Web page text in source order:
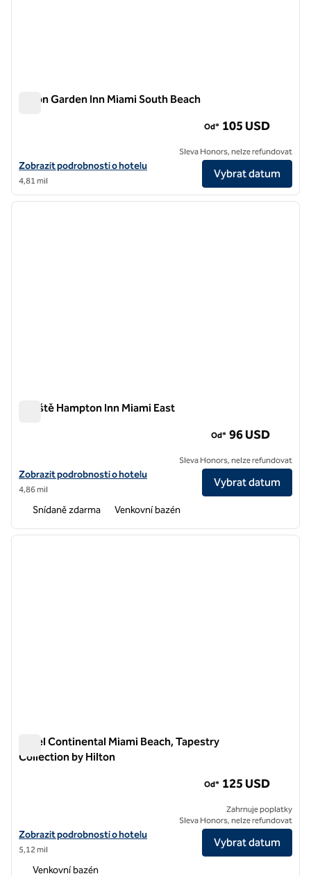
Hilton Garden Inn Miami South Beach
Zobrazit podrobnosti o hotelu Hilton Garden Inn Miami South Beach
Zobrazit podrobnosti o hotelu
4,81 mil
Od* 105 USD
Sleva Honors, nelze refundovat
Vybrat datum
1/12
1 z 12
další
Letiště Hampton Inn Miami East
Zobrazit podrobnosti o hotelu na letišti Hampton Inn Miami Airport
Zobrazit podrobnosti o hotelu
4,86 mil
Od* 96 USD
Sleva Honors, nelze refundovat
Vybrat datum
Snídaně zdarma Venkovní bazén
1 z 12
další
Hotel Continental Miami Beach, Tapestry
Collection by Hilton
Zobrazit podrobnosti o hotelu Continental Miami Beach, Tapestry
Zobrazit podrobnosti o hotelu
5,12 mil
Od* 125 USD
Zahrnuje poplatky
Sleva Honors, nelze refundovat
Vybrat datum
Venkovní bazén